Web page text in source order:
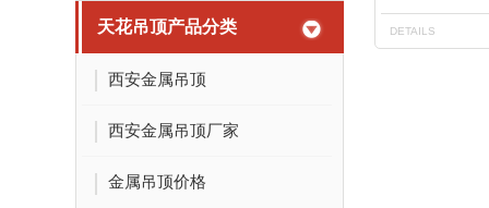
天花吊顶产品分类
西安金属吊顶
西安金属吊顶厂家
金属吊顶价格
DETAILS